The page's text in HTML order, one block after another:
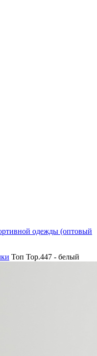
одежды (оптовый
Топ Top.447 - белый